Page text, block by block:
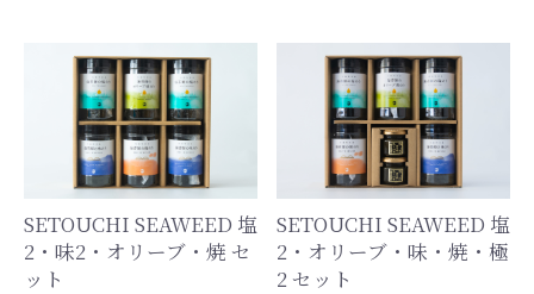
SETOUCHI SEAWEED 塩
2・味2・オリーブ・焼 セ
ット
SETOUCHI SEAWEED 塩
2・オリーブ・味・焼・極
2 セット